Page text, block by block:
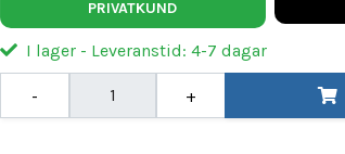
PRIVATKUND
I lager - Leveranstid: 4-7 dagar
- +